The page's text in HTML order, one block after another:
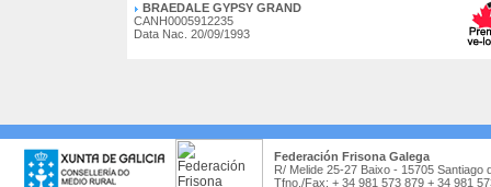
BRAEDALE GYPSY GRAND
CANH0005912235
Data Nac. 20/09/1993
Federación Frisona Galega
R/ Melide 25-27 Baixo - 15705 Santiago
Tfno./Fax: + 34 981 573 879 + 34 981